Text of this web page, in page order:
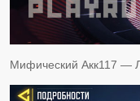
Мифический Акк117 —